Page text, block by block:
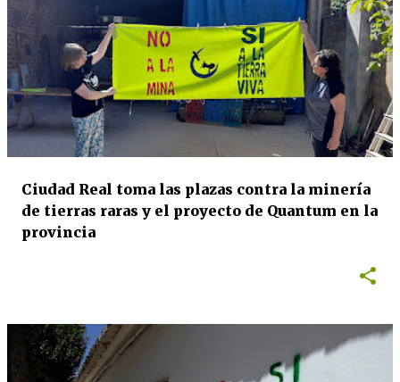
Ciudad Real toma las plazas contra la minería
de tierras raras y el proyecto de Quantum en la
provincia